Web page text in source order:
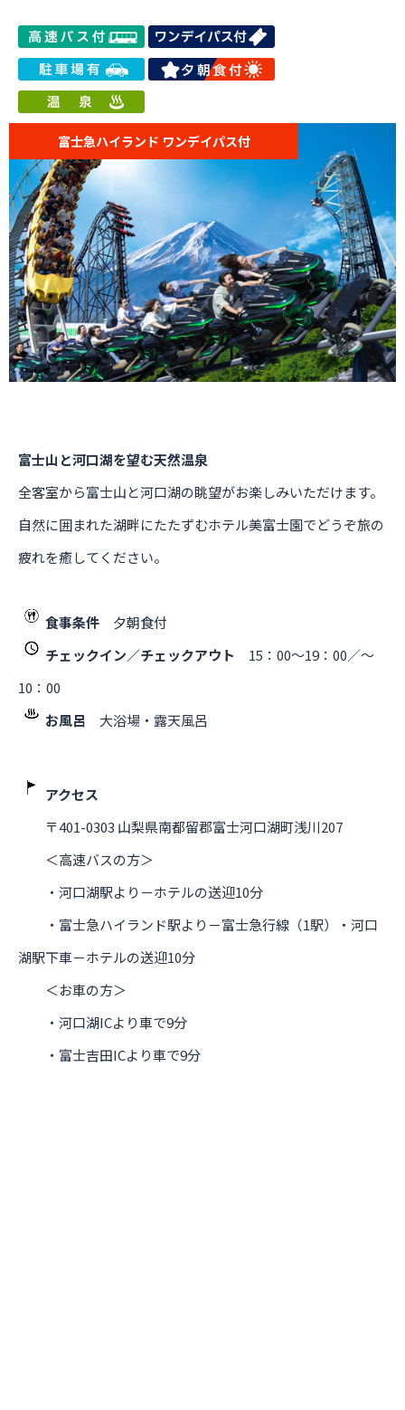
富士急ハイランド ワンデイパス付
富士山と河口湖を望む天然温泉
全客室から富士山と河口湖の眺望がお楽しみいただけます。
自然に囲まれた湖畔にたたずむホテル美富士園でどうぞ旅の
疲れを癒してください。
食事条件 夕朝食付
チェックイン／チェックアウト 15：00～19：00／～
10：00
お風呂 大浴場・露天風呂
アクセス
〒401-0303 山梨県南都留郡富士河口湖町浅川207
＜高速バスの方＞
・河口湖駅より－ホテルの送迎10分
・富士急ハイランド駅より－富士急行線（1駅）・河口
湖駅下車－ホテルの送迎10分
＜お車の方＞
・河口湖ICより車で9分
・富士吉田ICより車で9分